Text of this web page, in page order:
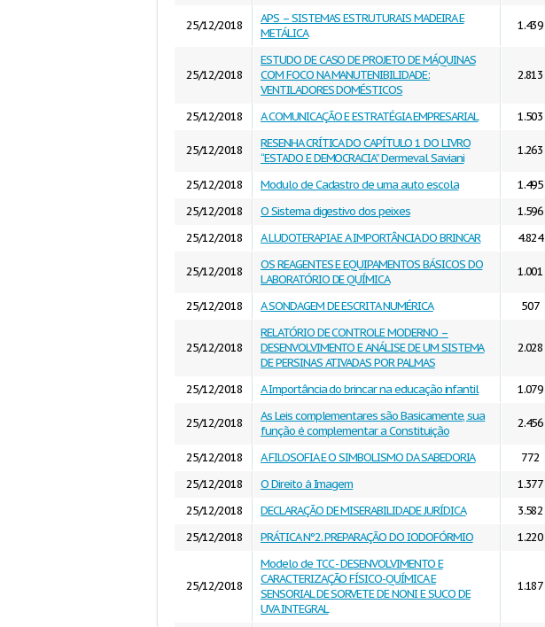
25/12/2018
APS – SISTEMAS ESTRUTURAIS MADEIRA E
METÁLICA
1.439
25/12/2018
ESTUDO DE CASO DE PROJETO DE MÁQUINAS
COM FOCO NA MANUTENIBILIDADE:
VENTILADORES DOMÉSTICOS
2.813
25/12/2018 A COMUNICAÇÃO E ESTRATÉGIA EMPRESARIAL 1.503
25/12/2018
RESENHA CRÍTICA DO CAPÍTULO 1 DO LIVRO
“ESTADO E DEMOCRACIA” Dermeval Saviani
1.263
25/12/2018 Modulo de Cadastro de uma auto escola 1.495
25/12/2018
O Sistema digestivo dos peixes 1.596
25/12/2018
A LUDOTERAPIA E A IMPORTÂNCIA DO BRINCAR 4.824
25/12/2018
OS REAGENTES E EQUIPAMENTOS BÁSICOS DO
LABORATÓRIO DE QUÍMICA
1.001
25/12/2018 A SONDAGEM DE ESCRITA NUMÉRICA 507
25/12/2018
RELATÓRIO DE CONTROLE MODERNO –
DESENVOLVIMENTO E ANÁLISE DE UM SISTEMA
DE PERSINAS ATIVADAS POR PALMAS
2.028
25/12/2018 A Importância do brincar na educação infantil 1.079
25/12/2018
As Leis complementares são Basicamente, sua
função é complementar a Constituição
2.456
25/12/2018 A FILOSOFIA E O SIMBOLISMO DA SABEDORIA 772
25/12/2018
O Direito á Imagem 1.377
25/12/2018
DECLARAÇÃO DE MISERABILIDADE JURÍDICA 3.582
25/12/2018
PRÁTICA Nº2. PREPARAÇÃO DO IODOFÓRMIO 1.220
25/12/2018
Modelo de TCC - DESENVOLVIMENTO E
CARACTERIZAÇÃO FÍSICO-QUÍMICA E
SENSORIAL DE SORVETE DE NONI E SUCO DE
UVA INTEGRAL
1.187